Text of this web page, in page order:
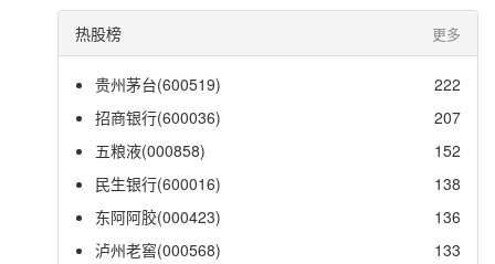
热股榜 更多
贵州茅台(600519)
222
招商银行(600036)
207
五粮液(000858)
152
民生银行(600016)
138
东阿阿胶(000423)
136
泸州老窖(000568)
133